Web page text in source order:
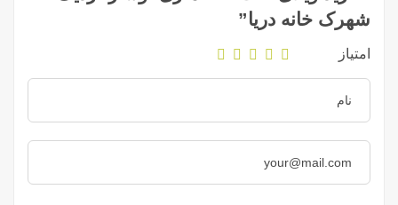
شهرک خانه دریا”
امتیاز